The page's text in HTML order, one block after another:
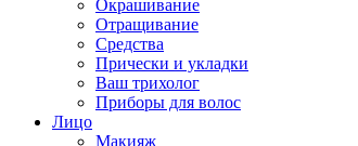
Окрашивание
Отращивание
Средства
Прически и укладки
Ваш трихолог
Приборы для волос
Лицо
Макияж